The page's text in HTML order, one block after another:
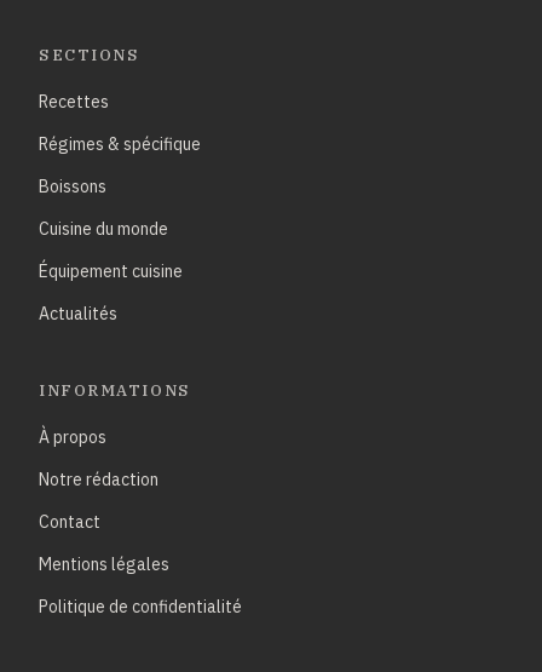
SECTIONS
Recettes
Régimes & spécifique
Boissons
Cuisine du monde
Équipement cuisine
Actualités
INFORMATIONS
À propos
Notre rédaction
Contact
Mentions légales
Politique de confidentialité